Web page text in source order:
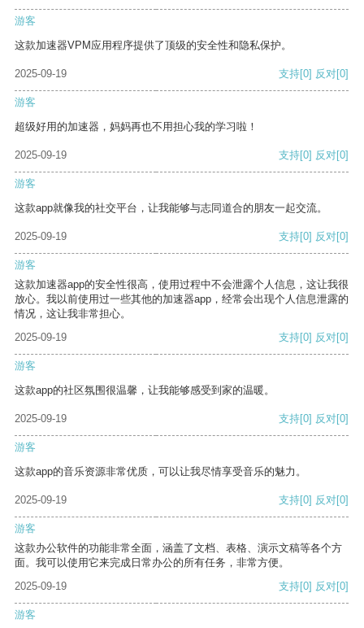
游客
这款加速器VPM应用程序提供了顶级的安全性和隐私保护。
2025-09-19 支持[0] 反对[0]
游客
超级好用的加速器，妈妈再也不用担心我的学习啦！
2025-09-19 支持[0] 反对[0]
游客
这款app就像我的社交平台，让我能够与志同道合的朋友一起交流。
2025-09-19 支持[0] 反对[0]
游客
这款加速器app的安全性很高，使用过程中不会泄露个人信息，这让我很
放心。我以前使用过一些其他的加速器app，经常会出现个人信息泄露的
情况，这让我非常担心。
2025-09-19
支持[0] 反对[0]
游客
这款app的社区氛围很温馨，让我能够感受到家的温暖。
2025-09-19 支持[0] 反对[0]
游客
这款app的音乐资源非常优质，可以让我尽情享受音乐的魅力。
2025-09-19 支持[0] 反对[0]
游客
这款办公软件的功能非常全面，涵盖了文档、表格、演示文稿等各个方
面。我可以使用它来完成日常办公的所有任务，非常方便。
2025-09-19
支持[0] 反对[0]
游客